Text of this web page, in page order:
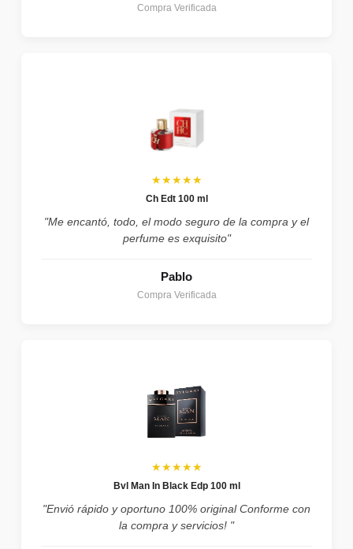
Compra Verificada
★★★★★
Ch Edt 100 ml
"Me encantó, todo, el modo seguro de la compra y el
perfume es exquisito"
Pablo
Compra Verificada
★★★★★
Bvl Man In Black Edp 100 ml
"Envió rápido y oportuno 100% original Conforme con
la compra y servicios! "